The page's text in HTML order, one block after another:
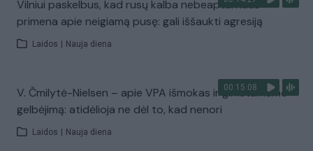
Vilniui paskelbus, kad rusų kalba nebeaptarnaus –
primena apie neigiamą pusę: gali iššaukti agresiją
Laidos Nauja diena
00:15:08
V. Čmilytė-Nielsen – apie VPA išmokas ir gimstamumo
gelbėjimą: atidėlioja ne dėl to, kad nenori
Laidos Nauja diena